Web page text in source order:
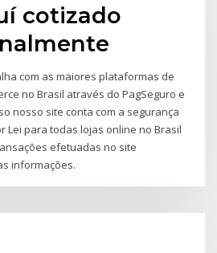
cotizado
com as maiores plataformas de
no Brasil através do PagSeguro e
nosso site conta com a segurança
Lei para todas lojas online no Brasil
efetuadas no site
informações.